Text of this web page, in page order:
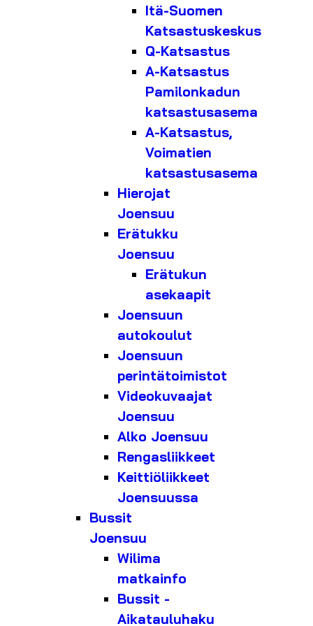
Itä-Suomen
Katsastuskeskus
Q-Katsastus
A-Katsastus
Pamilonkadun
katsastusasema
A-Katsastus,
Voimatien
katsastusasema
Hierojat
Joensuu
Erätukku
Joensuu
Erätukun
asekaapit
Joensuun
autokoulut
Joensuun
perintätoimistot
Videokuvaajat
Joensuu
Alko Joensuu
Rengasliikkeet
Keittiöliikkeet
Joensuussa
Bussit
Joensuu
Wilima
matkainfo
Bussit -
Aikatauluhaku